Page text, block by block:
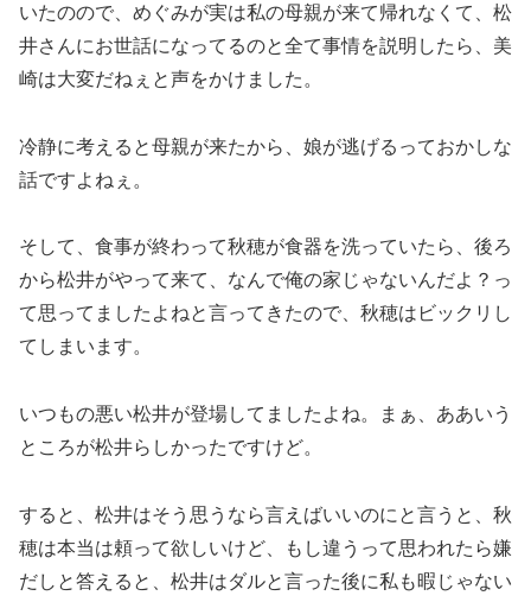
いたのので、めぐみが実は私の母親が来て帰れなくて、松
井さんにお世話になってるのと全て事情を説明したら、美
崎は大変だねぇと声をかけました。
冷静に考えると母親が来たから、娘が逃げるっておかしな
話ですよねぇ。
そして、食事が終わって秋穂が食器を洗っていたら、後ろ
から松井がやって来て、なんで俺の家じゃないんだよ？っ
て思ってましたよねと言ってきたので、秋穂はビックリし
てしまいます。
いつもの悪い松井が登場してましたよね。まぁ、ああいう
ところが松井らしかったですけど。
すると、松井はそう思うなら言えばいいのにと言うと、秋
穂は本当は頼って欲しいけど、もし違うって思われたら嫌
だしと答えると、松井はダルと言った後に私も暇じゃない